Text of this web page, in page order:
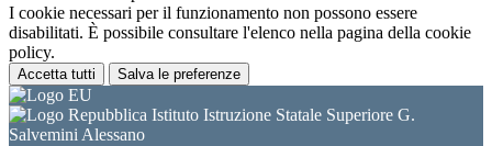
I cookie necessari per il funzionamento non possono essere
disabilitati. È possibile consultare l'elenco nella pagina della cookie
policy.
Accetta tutti Salva le preferenze
Istituto Istruzione Statale Superiore G.
Salvemini Alessano